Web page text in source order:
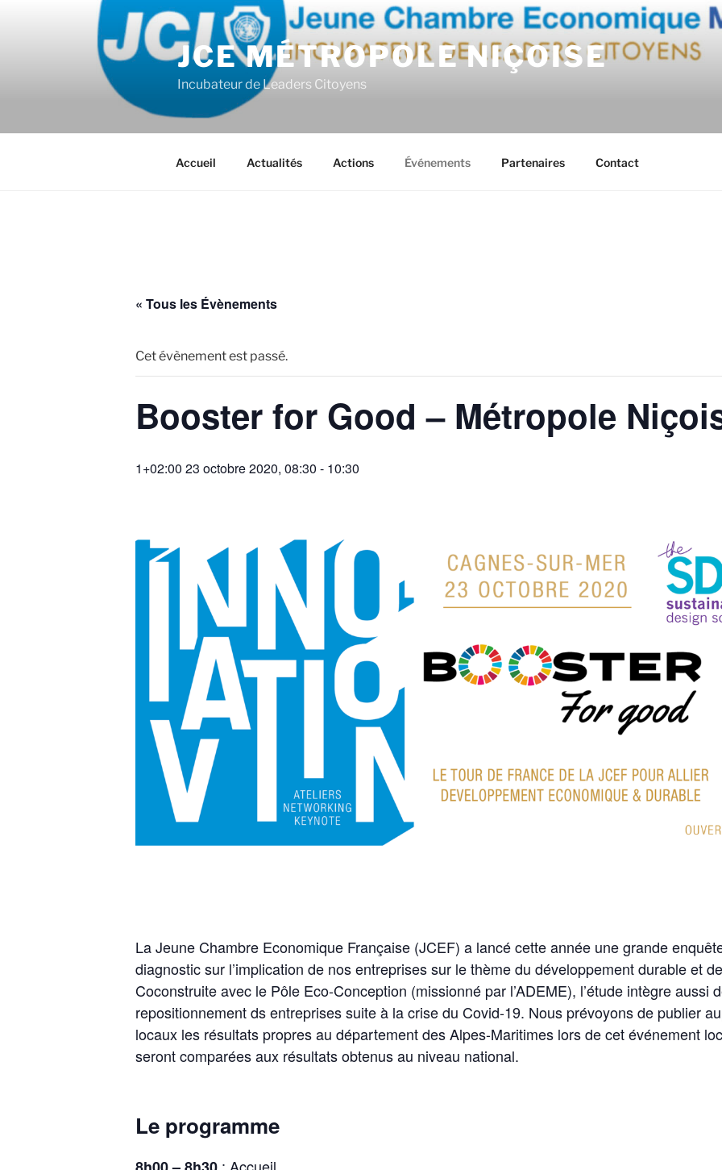
JCE MÉTROPOLE NIÇOISE
Incubateur de Leaders Citoyens
Accueil Actualités Actions Événements Partenaires Contact
« Tous les Évènements
Cet évènement est passé.
Booster for Good – Métropole
1+02:00 23 octobre 2020, 08:30 - 10:30
La Jeune Chambre Economique Française (JCEF) a lancé cette année une grande
diagnostic sur l’implication de nos entreprises sur le thème du développement durable et
Coconstruite avec le Pôle Eco-Conception (missionné par l’ADEME), l’étude intègre aussi
repositionnement ds entreprises suite à la crise du Covid-19. Nous prévoyons de publier
locaux les résultats propres au département des Alpes-Maritimes lors de cet événement
seront comparées aux résultats obtenus au niveau national.
Le programme